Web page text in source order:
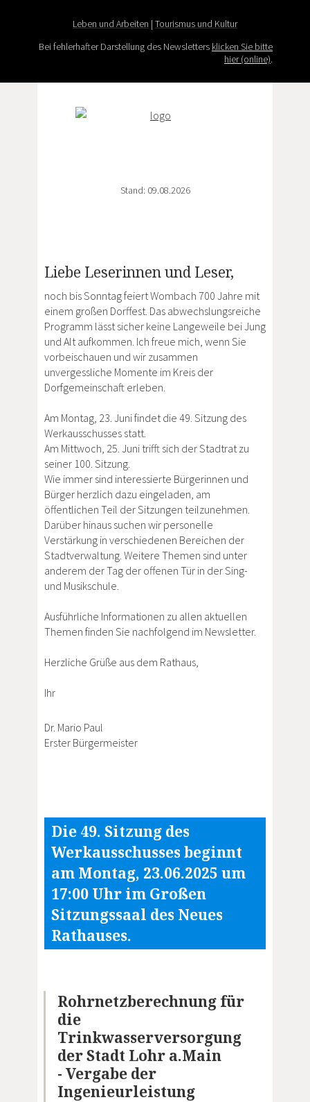
Leben und Arbeiten | Tourismus und Kultur
Bei fehlerhafter Darstellung des Newsletters klicken Sie bitte
hier (online).
Stand: 09.08.2026
Liebe Leserinnen und Leser,
noch bis Sonntag feiert Wombach 700 Jahre mit
einem großen Dorffest. Das abwechslungsreiche
Programm lässt sicher keine Langeweile bei Jung
und Alt aufkommen. Ich freue mich, wenn Sie
vorbeischauen und wir zusammen
unvergessliche Momente im Kreis der
Dorfgemeinschaft erleben.
Am Montag, 23. Juni findet die 49. Sitzung des
Werkausschusses statt.
Am Mittwoch, 25. Juni trifft sich der Stadtrat zu
seiner 100. Sitzung.
Wie immer sind interessierte Bürgerinnen und
Bürger herzlich dazu eingeladen, am
öffentlichen Teil der Sitzungen teilzunehmen.
Darüber hinaus suchen wir personelle
Verstärkung in verschiedenen Bereichen der
Stadtverwaltung. Weitere Themen sind unter
anderem der Tag der offenen Tür in der Sing-
und Musikschule.
Ausführliche Informationen zu allen aktuellen
Themen finden Sie nachfolgend im Newsletter.
Herzliche Grüße aus dem Rathaus,
Ihr
Dr. Mario Paul
Erster Bürgermeister
Die 49. Sitzung des
Werkausschusses beginnt
am Montag, 23.06.2025 um
17:00 Uhr im Großen
Sitzungssaal des Neues
Rathauses.
Rohrnetzberechnung für
die
Trinkwasserversorgung
der Stadt Lohr a.Main
- Vergabe der
Ingenieurleistung